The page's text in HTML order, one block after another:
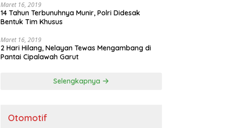
Maret 16, 2019
14 Tahun Terbunuhnya Munir, Polri Didesak
Bentuk Tim Khusus
Maret 16, 2019
2 Hari Hilang, Nelayan Tewas Mengambang di
Pantai Cipalawah Garut
Selengkapnya
Otomotif